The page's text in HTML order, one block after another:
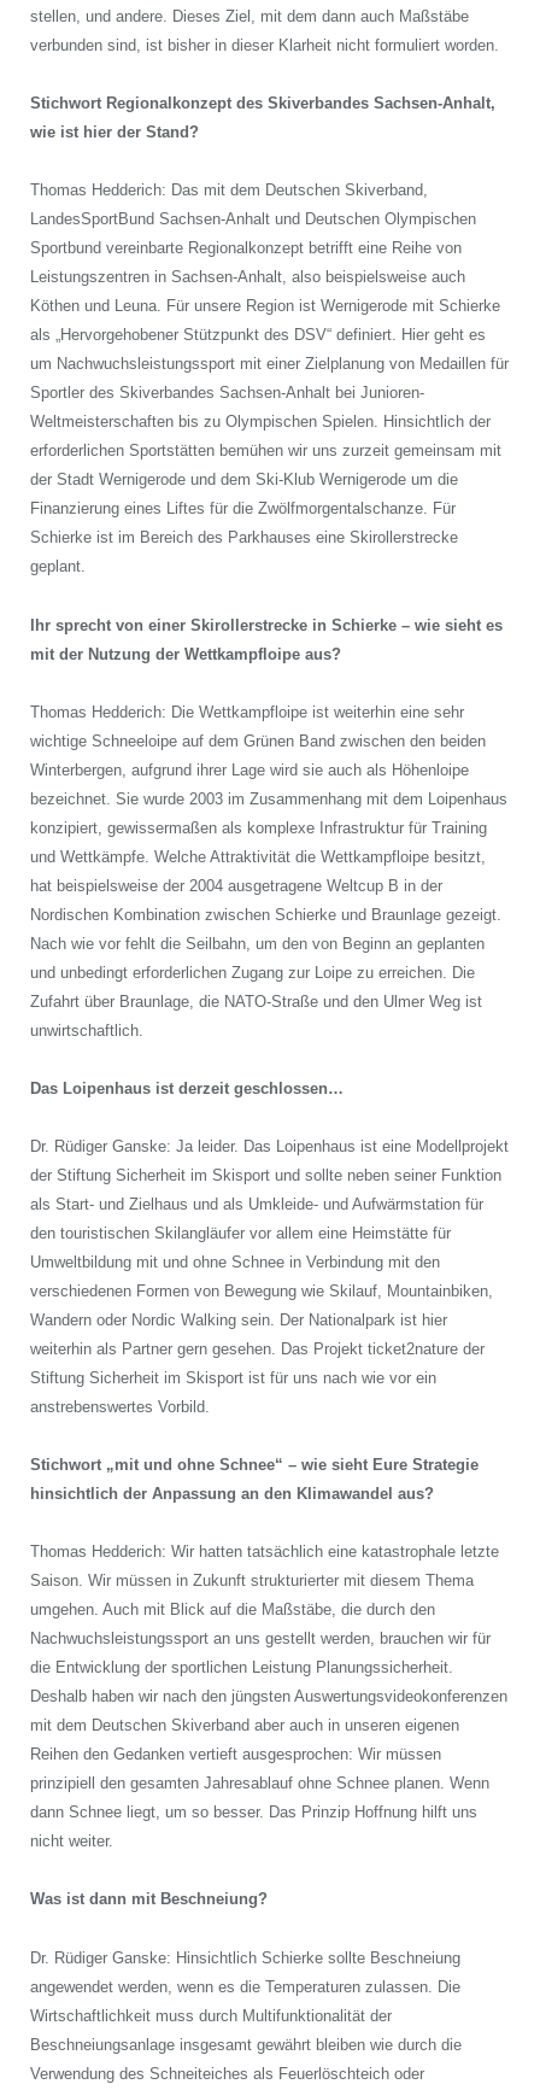
stellen, und andere. Dieses Ziel, mit dem dann auch Maßstäbe
verbunden sind, ist bisher in dieser Klarheit nicht formuliert worden.
Stichwort Regionalkonzept des Skiverbandes Sachsen-Anhalt,
wie ist hier der Stand?
Thomas Hedderich: Das mit dem Deutschen Skiverband,
LandesSportBund Sachsen-Anhalt und Deutschen Olympischen
Sportbund vereinbarte Regionalkonzept betrifft eine Reihe von
Leistungszentren in Sachsen-Anhalt, also beispielsweise auch
Köthen und Leuna. Für unsere Region ist Wernigerode mit Schierke
als „Hervorgehobener Stützpunkt des DSV“ definiert. Hier geht es
um Nachwuchsleistungssport mit einer Zielplanung von Medaillen für
Sportler des Skiverbandes Sachsen-Anhalt bei Junioren-
Weltmeisterschaften bis zu Olympischen Spielen. Hinsichtlich der
erforderlichen Sportstätten bemühen wir uns zurzeit gemeinsam mit
der Stadt Wernigerode und dem Ski-Klub Wernigerode um die
Finanzierung eines Liftes für die Zwölfmorgentalschanze. Für
Schierke ist im Bereich des Parkhauses eine Skirollerstrecke
geplant.
Ihr sprecht von einer Skirollerstrecke in Schierke – wie sieht es
mit der Nutzung der Wettkampfloipe aus?
Thomas Hedderich: Die Wettkampfloipe ist weiterhin eine sehr
wichtige Schneeloipe auf dem Grünen Band zwischen den beiden
Winterbergen, aufgrund ihrer Lage wird sie auch als Höhenloipe
bezeichnet. Sie wurde 2003 im Zusammenhang mit dem Loipenhaus
konzipiert, gewissermaßen als komplexe Infrastruktur für Training
und Wettkämpfe. Welche Attraktivität die Wettkampfloipe besitzt,
hat beispielsweise der 2004 ausgetragene Weltcup B in der
Nordischen Kombination zwischen Schierke und Braunlage gezeigt.
Nach wie vor fehlt die Seilbahn, um den von Beginn an geplanten
und unbedingt erforderlichen Zugang zur Loipe zu erreichen. Die
Zufahrt über Braunlage, die NATO-Straße und den Ulmer Weg ist
unwirtschaftlich.
Das Loipenhaus ist derzeit geschlossen…
Dr. Rüdiger Ganske: Ja leider. Das Loipenhaus ist eine Modellprojekt
der Stiftung Sicherheit im Skisport und sollte neben seiner Funktion
als Start- und Zielhaus und als Umkleide- und Aufwärmstation für
den touristischen Skilangläufer vor allem eine Heimstätte für
Umweltbildung mit und ohne Schnee in Verbindung mit den
verschiedenen Formen von Bewegung wie Skilauf, Mountainbiken,
Wandern oder Nordic Walking sein. Der Nationalpark ist hier
weiterhin als Partner gern gesehen. Das Projekt ticket2nature der
Stiftung Sicherheit im Skisport ist für uns nach wie vor ein
anstrebenswertes Vorbild.
Stichwort „mit und ohne Schnee“ – wie sieht Eure Strategie
hinsichtlich der Anpassung an den Klimawandel aus?
Thomas Hedderich: Wir hatten tatsächlich eine katastrophale letzte
Saison. Wir müssen in Zukunft strukturierter mit diesem Thema
umgehen. Auch mit Blick auf die Maßstäbe, die durch den
Nachwuchsleistungssport an uns gestellt werden, brauchen wir für
die Entwicklung der sportlichen Leistung Planungssicherheit.
Deshalb haben wir nach den jüngsten Auswertungsvideokonferenzen
mit dem Deutschen Skiverband aber auch in unseren eigenen
Reihen den Gedanken vertieft ausgesprochen: Wir müssen
prinzipiell den gesamten Jahresablauf ohne Schnee planen. Wenn
dann Schnee liegt, um so besser. Das Prinzip Hoffnung hilft uns
nicht weiter.
Was ist dann mit Beschneiung?
Dr. Rüdiger Ganske: Hinsichtlich Schierke sollte Beschneiung
angewendet werden, wenn es die Temperaturen zulassen. Die
Wirtschaftlichkeit muss durch Multifunktionalität der
Beschneiungsanlage insgesamt gewährt bleiben wie durch die
Verwendung des Schneiteiches als Feuerlöschteich oder